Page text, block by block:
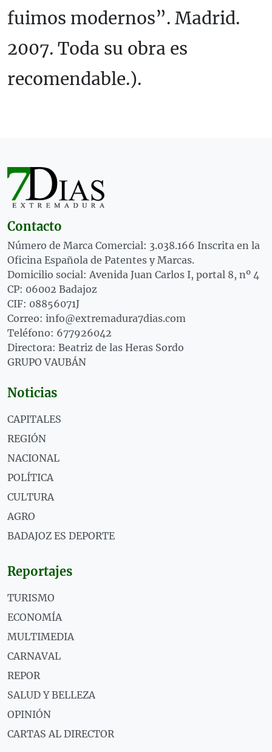
fuimos modernos”. Madrid.
2007. Toda su obra es
recomendable.).
Contacto
Número de Marca Comercial: 3.038.166 Inscrita en la
Oficina Española de Patentes y Marcas.
Domicilio social: Avenida Juan Carlos I, portal 8, nº 4
CP: 06002 Badajoz
CIF: 08856071J
Correo: info@extremadura7dias.com
Teléfono: 677926042
Directora: Beatriz de las Heras Sordo
GRUPO VAUBÁN
Noticias
CAPITALES
REGIÓN
NACIONAL
POLÍTICA
CULTURA
AGRO
BADAJOZ ES DEPORTE
Reportajes
TURISMO
ECONOMÍA
MULTIMEDIA
CARNAVAL
REPOR
SALUD Y BELLEZA
OPINIÓN
CARTAS AL DIRECTOR